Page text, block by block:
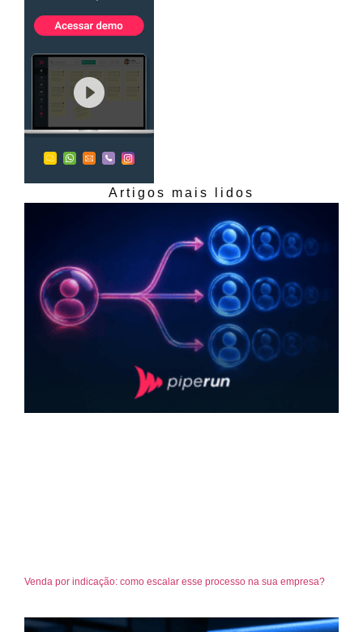
Artigos mais lidos
Venda por indicação: como escalar esse processo na sua empresa?